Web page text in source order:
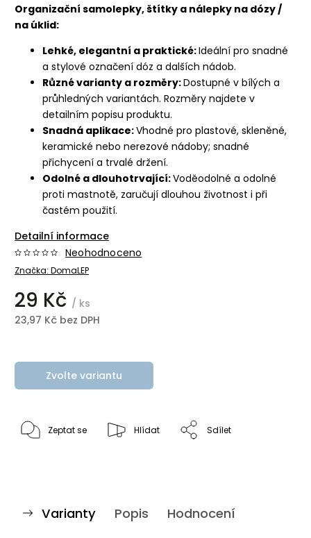
Organizační samolepky, štítky a nálepky na dózy /
na úklid:
Lehké, elegantní a praktické:Ideální pro snadné
a stylové označení dóz a dalších nádob.
Různé varianty a rozměry:Dostupné v bílých a
průhledných variantách. Rozměry najdete v
detailním popisu produktu.
Snadná aplikace:Vhodné pro plastové, skleněné,
keramické nebo nerezové nádoby; snadné
přichycení a trvalé držení.
Odolné a dlouhotrvající:Voděodolné a odolné
proti mastnotě, zaručují dlouhou životnost i při
častém použití.
Detailní informace
Značka: DomaLEP
Neohodnoceno
29 Kč / ks
23,97 Kč bez DPH
Zvolte variantu
Zeptat se Hlídat Sdílet
Varianty Popis Hodnocení